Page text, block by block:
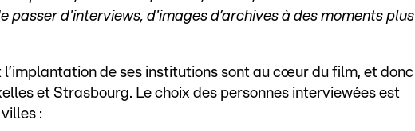
passer d'interviews, d'images d’archives à des moments plus
l’implantation de ses institutions sont au cœur du film, et donc
et Strasbourg. Le choix des personnes interviewées est
: